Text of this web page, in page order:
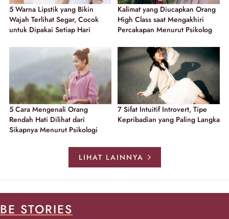
5 Warna Lipstik yang Bikin
Wajah Terlihat Segar, Cocok
untuk Dipakai Setiap Hari
Kalimat yang Diucapkan Orang
High Class saat Mengakhiri
Percakapan Menurut Psikolog
5 Cara Mengenali Orang
Rendah Hati Dilihat dari
Sikapnya Menurut Psikologi
7 Sifat Intuitif Introvert, Tipe
Kepribadian yang Paling Langka
LIHAT LAINNYA
BE STORIES